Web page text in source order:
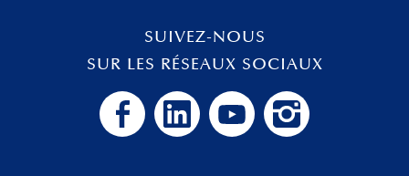
SUIVEZ-NOUS
SUR LES RÉSEAUX SOCIAUX